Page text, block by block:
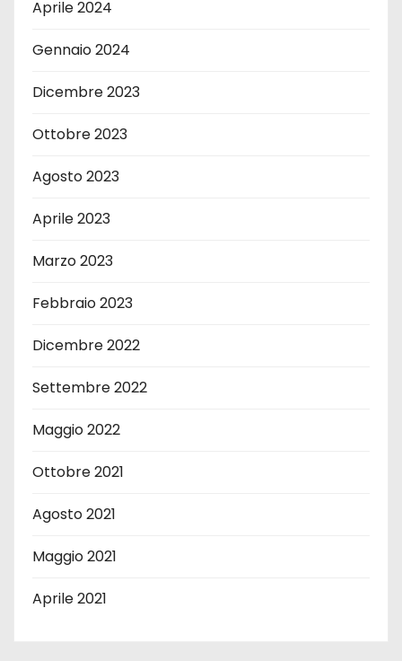
Aprile 2024
Gennaio 2024
Dicembre 2023
Ottobre 2023
Agosto 2023
Aprile 2023
Marzo 2023
Febbraio 2023
Dicembre 2022
Settembre 2022
Maggio 2022
Ottobre 2021
Agosto 2021
Maggio 2021
Aprile 2021